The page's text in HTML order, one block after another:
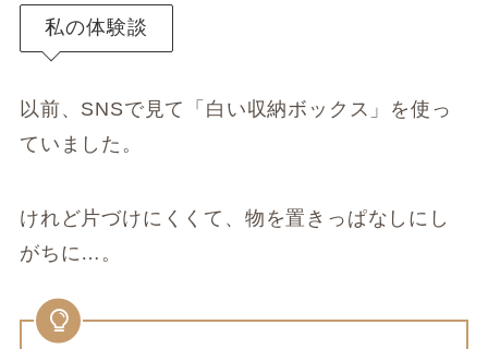
私の体験談
以前、SNSで見て「白い収納ボックス」を使っ
ていました。
けれど片づけにくくて、物を置きっぱなしにし
がちに…。